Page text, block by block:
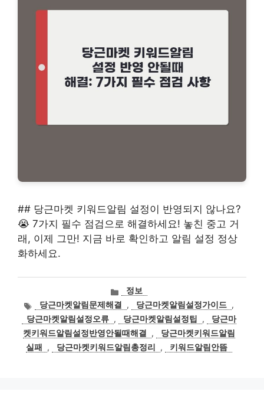
## 당근마켓 키워드알림 설정이 반영되지 않나요?
😭 7가지 필수 점검으로 해결하세요! 놓친 중고 거
래, 이제 그만! 지금 바로 확인하고 알림 설정 정상
화하세요.
카
테
고
리
정보
태
그
당근마켓알림문제해결 , 당근마켓알림설정가이드 ,
당근마켓알림설정오류 , 당근마켓알림설정팁 ,
당근마
켓키워드알림설정반영안될때해결
,
당근마켓키워드알림
실패
, 당근마켓키워드알림총정리 , 키워드알림안뜸